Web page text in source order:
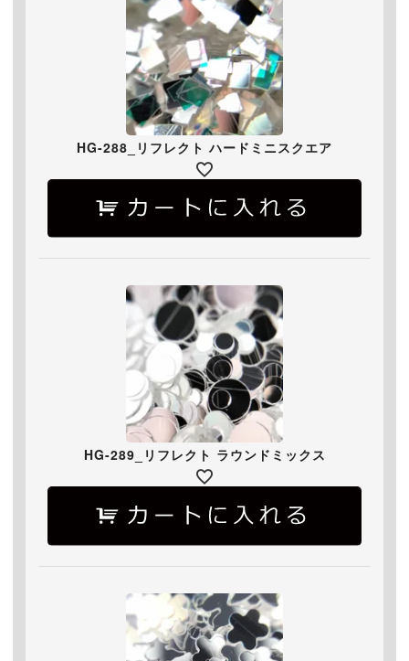
HG-288_リフレクト ハードミニスクエア
HG-289_リフレクト ラウンドミックス